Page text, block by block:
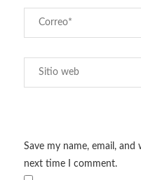
Save my name, email,
next time I comment.